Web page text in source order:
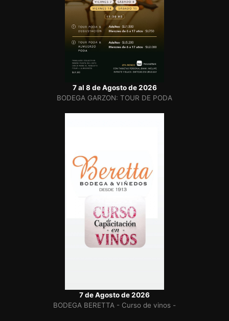
7 al 8 de Agosto de 2026
BODEGA GARZON: TOUR DE PODA
7 de Agosto de 2026
BODEGA BERETTA - Curso de vinos -